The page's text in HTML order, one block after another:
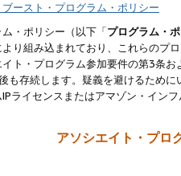
ースト・プログラム・ポリシー
・ポリシー（以下「プログラム・
り組み込まれており、これらのプ
ト・プログラム参加要件の第3条
も存続します。疑義を避けるため
ライセンスまたはアマゾン・イン
アソシエイト・プロ